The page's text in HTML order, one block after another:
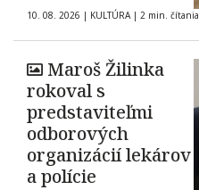
10. 08. 2026 | KULTÚRA | 2 min. čítania
Maroš Žilinka
rokoval s
predstaviteľmi
odborových
organizácií lekárov
a polície